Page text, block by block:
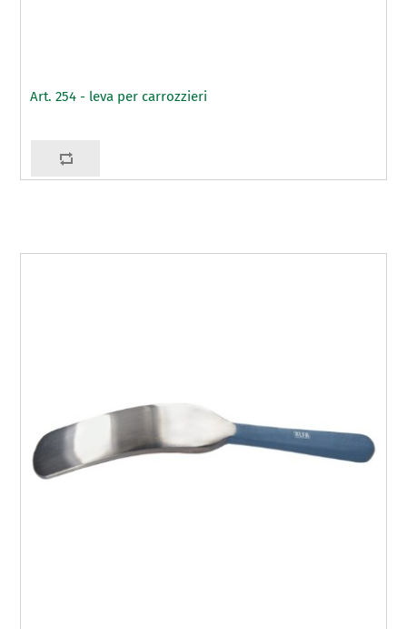
Art. 254 - leva per carrozzieri